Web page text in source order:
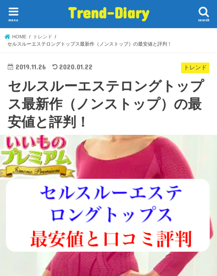
Trend-Diary search
menu
HOME
トレンド
セルスルーエステロングトップス最新作（ノンストップ）の最安値と評判！
トレンド
2019.11.26 2020.01.22
セルスルーエステロングトップ
ス最新作（ノンストップ）の最
安値と評判！